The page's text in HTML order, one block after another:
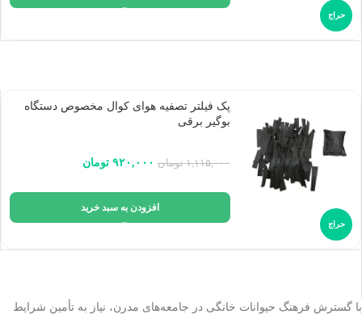
حراج
حراج
پک فیلتر تصفیه هوای کوال مخصوص دستگاه
بوگیر برقی
۱,۱۱۵,۰۰۰ تومان ۹۲۰,۰۰۰ تومان
افزودن به سبد خرید
با گسترش فرهنگ حیوانات خانگی در جامعه‌های مدرن، نیاز به تأمین شرایط